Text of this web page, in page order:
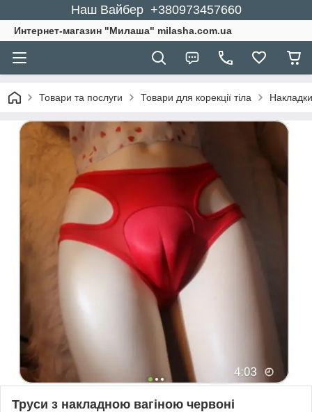
Наш Вайбер +380973457660
Интернет-магазин "Милаша" milasha.com.ua
Товари та послуги Товари для корекції тіла
Труси з накладною вагіною червоні